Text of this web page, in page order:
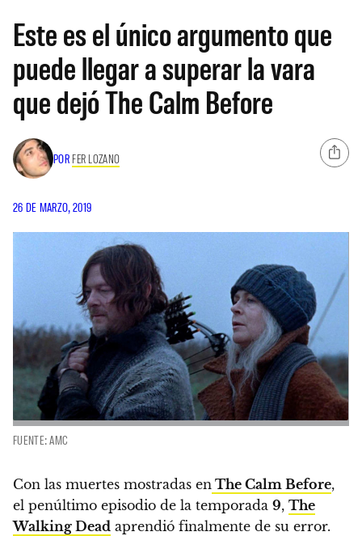
Este es el único argumento que
puede llegar a superar la vara
que dejó The Calm Before
POR FER LOZANO
26 DE MARZO, 2019
FUENTE: AMC
Con las muertes mostradas en The Calm Before,
el penúltimo episodio de la temporada 9, The
Walking Dead aprendió finalmente de su error.